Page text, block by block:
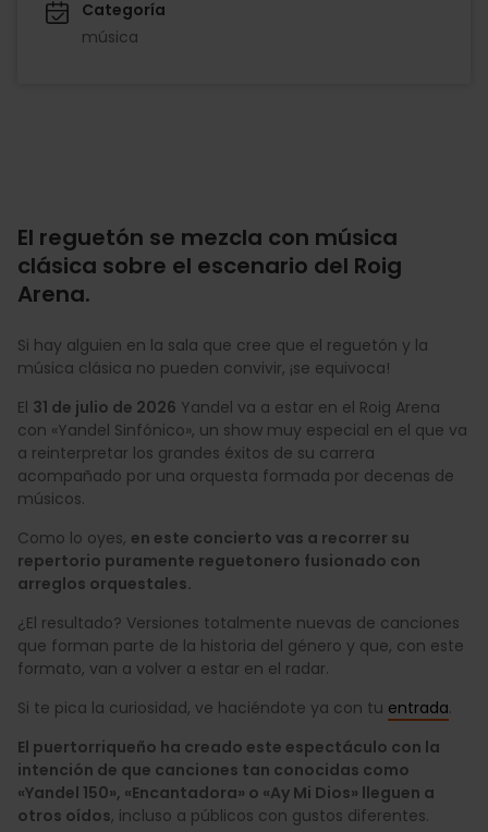
Categoría
música
El reguetón se mezcla con música
clásica sobre el escenario del Roig
Arena.
Si hay alguien en la sala que cree que el reguetón y la
música clásica no pueden convivir, ¡se equivoca!
El 31 de julio de 2026 Yandel va a estar en el Roig Arena
con «Yandel Sinfónico», un show muy especial en el que va
a reinterpretar los grandes éxitos de su carrera
acompañado por una orquesta formada por decenas de
músicos.
Como lo oyes, en este concierto vas a recorrer su
repertorio puramente reguetonero fusionado con
arreglos orquestales.
¿El resultado? Versiones totalmente nuevas de canciones
que forman parte de la historia del género y que, con este
formato, van a volver a estar en el radar.
Si te pica la curiosidad, ve haciéndote ya con tu entrada.
El puertorriqueño ha creado este espectáculo con la
intención de que canciones tan conocidas como
«Yandel 150», «Encantadora» o «Ay Mi Dios» lleguen a
otros oídos, incluso a públicos con gustos diferentes.